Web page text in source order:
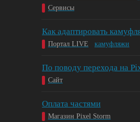
Сервисы
Как адаптировать
Портал LIVE камуфляжи
По поводу перехода на
Сайт
Оплата частями
Магазин Pixel Storm